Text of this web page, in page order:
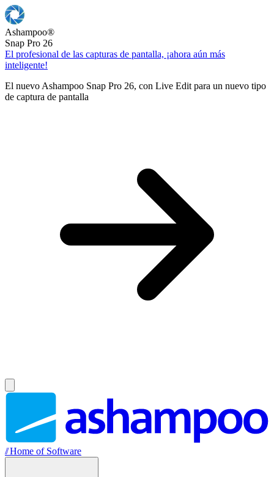
Ashampoo®
Snap Pro 26
El profesional de las capturas de pantalla, ¡ahora aún más
inteligente!
El nuevo Ashampoo Snap Pro 26, con Live Edit para un nuevo tipo
de captura de pantalla
//Home of Software